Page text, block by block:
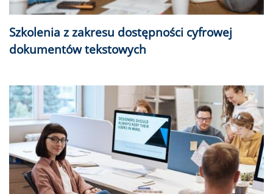
Szkolenia z zakresu dostępności cyfrowej
dokumentów tekstowych